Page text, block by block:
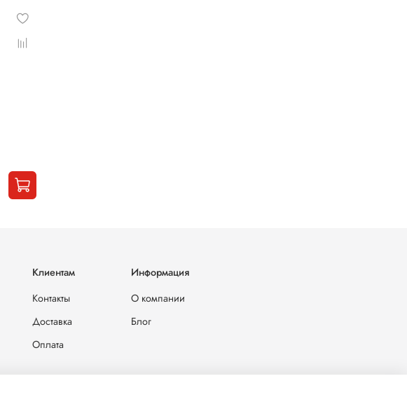
Клиентам
Контакты
Доставка
Оплата
Информация
О компании
Блог